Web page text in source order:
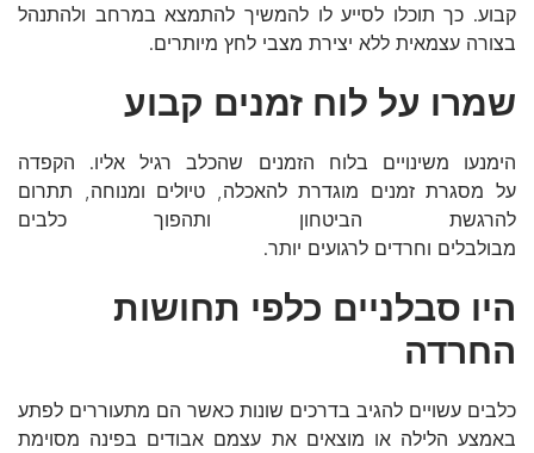
קבוע. כך תוכלו לסייע לו להמשיך להתמצא במרחב ולהתנהל
בצורה עצמאית ללא יצירת מצבי לחץ מיותרים.
שמרו על לוח זמנים קבוע
הימנעו משינויים בלוח הזמנים שהכלב רגיל אליו. הקפדה
על מסגרת זמנים מוגדרת להאכלה, טיולים ומנוחה, תתרום
להרגשת הביטחון ותהפוך כלבים
מבולבלים וחרדים לרגועים יותר.
היו סבלניים כלפי תחושות
החרדה
כלבים עשויים להגיב בדרכים שונות כאשר הם מתעוררים לפתע
באמצע הלילה או מוצאים את עצמם אבודים בפינה מסוימת